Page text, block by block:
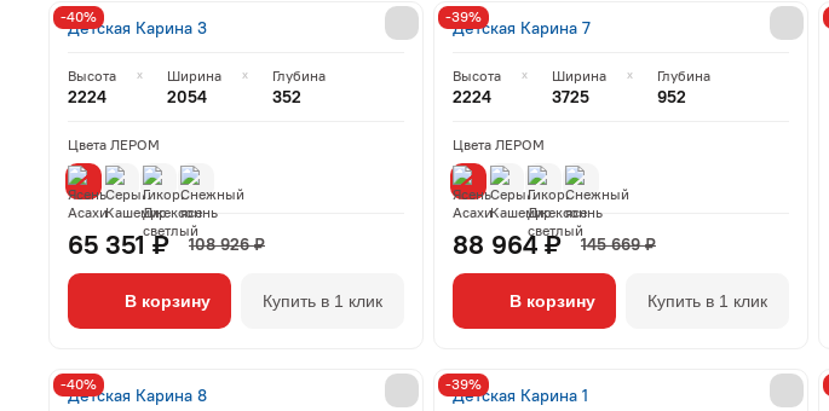
Детская Карина 3
Высота
2224
Ширина
2054
Глубина
352
Цвета ЛЕРОМ
65 351 ₽ 108 926 ₽
В корзину Купить в 1 клик
-40%
Детская Карина 7
Высота
2224
Ширина
3725
Глубина
952
Цвета ЛЕРОМ
88 964 ₽ 145 669 ₽
В корзину Купить в 1 клик
-39%
Детская Карина 8
-40%
Детская Карина 1
-39%